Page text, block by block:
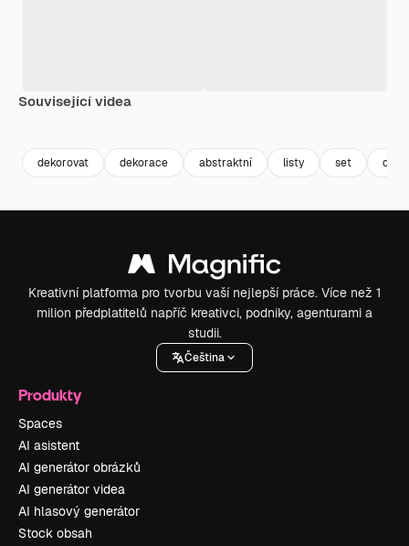
Související videa
dekorovat dekorace abstraktní listy set
Kreativní platforma pro tvorbu vaší nejlepší práce. Více než 1
milion předplatitelů napříč kreativci, podniky, agenturami a
studii.
Čeština
Produkty
Spaces
AI asistent
AI generátor obrázků
AI generátor videa
AI hlasový generátor
Stock obsah